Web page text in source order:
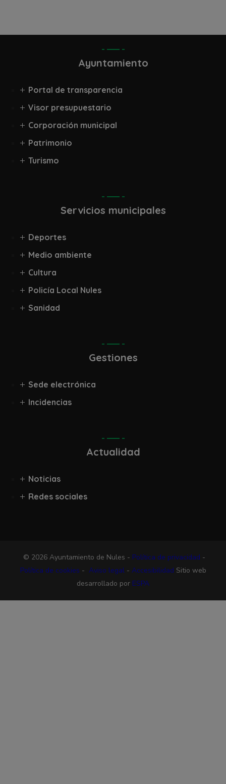
Ayuntamiento
Portal de transparencia
Visor presupuestario
Corporación municipal
Patrimonio
Turismo
Servicios municipales
Deportes
Medio ambiente
Cultura
Policía Local Nules
Sanidad
Gestiones
Sede electrónica
Incidencias
Actualidad
Noticias
Redes sociales
© 2026 Ayuntamiento de Nules - Política de privacidad -
Política de cookies - Aviso legal- Accesibilidad Sitio web
desarrollado por ESPA